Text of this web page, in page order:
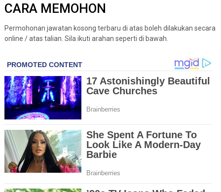
CARA MEMOHON
Permohonan jawatan kosong terbaru di atas boleh dilakukan secara
online / atas talian. Sila ikuti arahan seperti di bawah.